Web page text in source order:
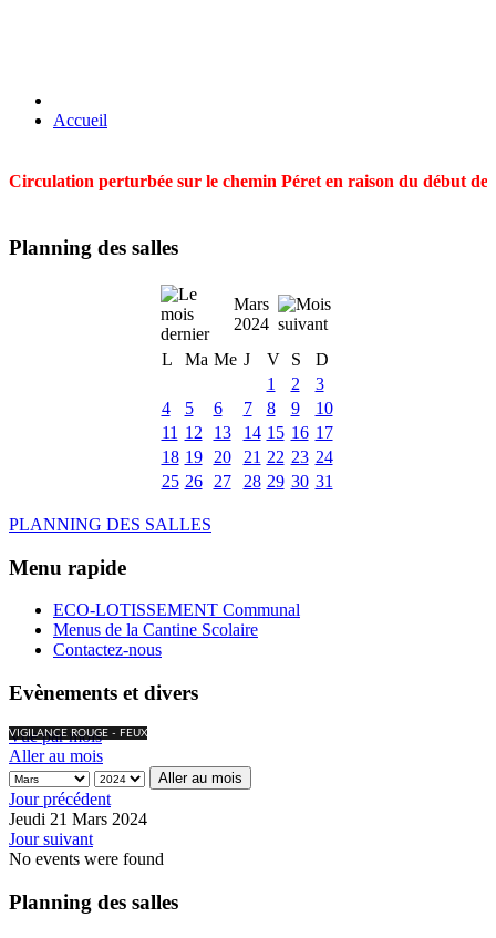
Accueil
Circulation perturbée sur le chemin Péret en raison du début
Planning des salles
Mars
2024
L
Ma Me J V S
D
1
2
3
4
5 6 7 8 9
10
11 12 13 14 15 16 17
18 19 20 21 22 23 24
25 26 27 28 29 30 31
PLANNING DES SALLES
Menu rapide
ECO-LOTISSEMENT Communal
Menus de la Cantine Scolaire
Contactez-nous
Evènements et divers
VIGILANCE ROUGE - FEUX
Vue par mois
Aller au mois
Aller au mois
Jour précédent
Jeudi 21 Mars 2024
Jour suivant
No events were found
Planning des salles